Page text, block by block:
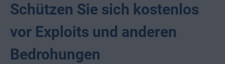
Schützen Sie sich kostenlos
vor Exploits und anderen
Bedrohungen